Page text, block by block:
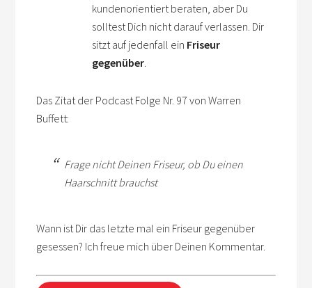
kundenorientiert beraten, aber Du
solltest Dich nicht darauf verlassen. Dir
sitzt auf jedenfall ein Friseur
gegenüber
Das Zitat der Podcast Folge Nr. 97 von Warren
Buffett:
Frage nicht Deinen Friseur, ob Du einen
Haarschnitt brauchst
Wann ist Dir das letzte mal ein Friseur gegenüber
gesessen? Ich freue mich über Deinen Kommentar.